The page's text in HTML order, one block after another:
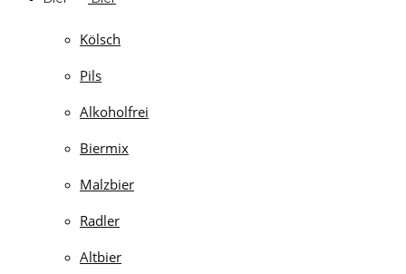
Kölsch
Pils
Alkoholfrei
Biermix
Malzbier
Radler
Altbier